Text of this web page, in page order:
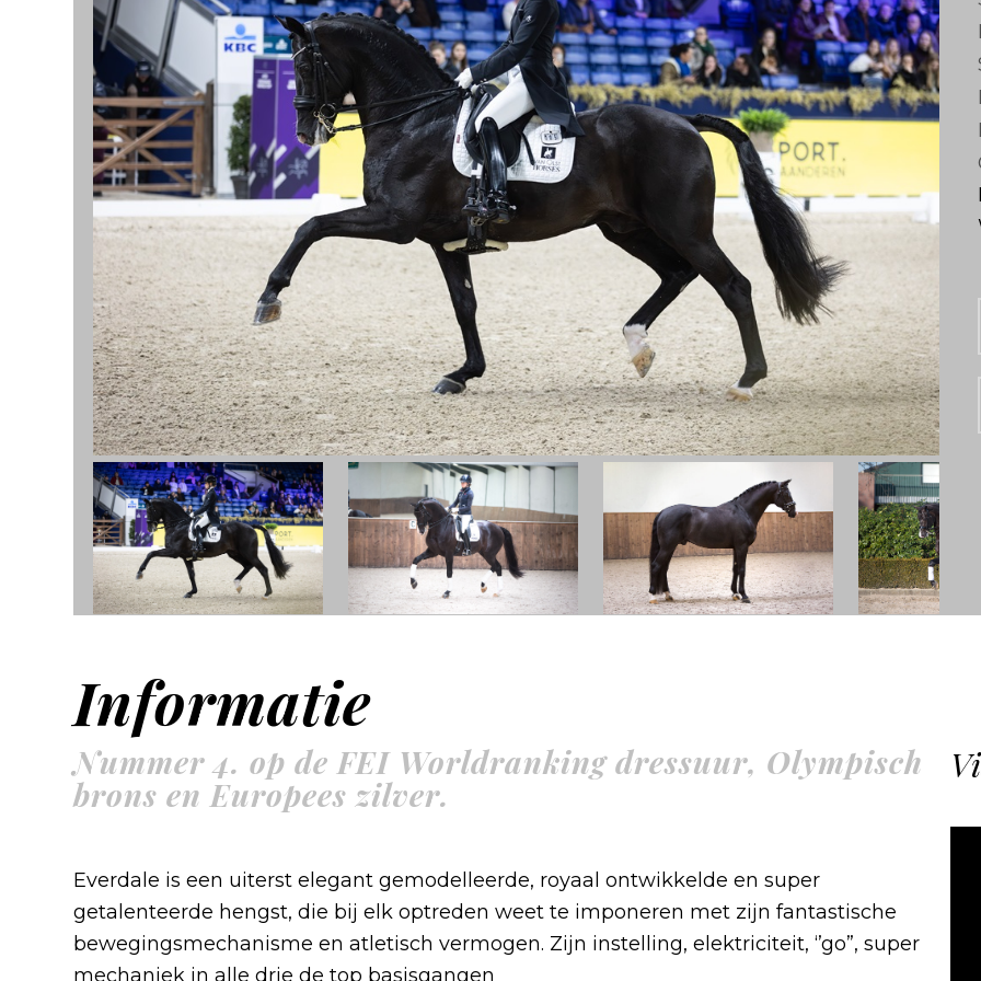
Informatie
Nummer 4. op de FEI Worldranking dressuur, Olympisch
brons en Europees zilver.
Everdale is een uiterst elegant gemodelleerde, royaal ontwikkelde en super
getalenteerde hengst, die bij elk optreden weet te imponeren met zijn fantastische
bewegingsmechanisme en atletisch vermogen. Zijn instelling, elektriciteit, ‘’go”, super
mechaniek in alle drie de top basisgangen